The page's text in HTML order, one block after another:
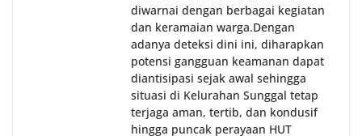
diwarnai dengan berbagai kegiatan
dan keramaian warga.‎‎Dengan
adanya deteksi dini ini, diharapkan
potensi gangguan keamanan dapat
diantisipasi sejak awal sehingga
situasi di Kelurahan Sunggal tetap
terjaga aman, tertib, dan kondusif
hingga puncak perayaan HUT